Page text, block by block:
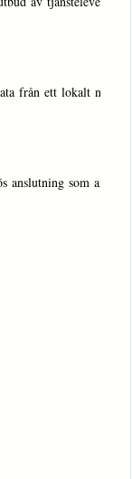
från ett lokalt nät…
anslutning som